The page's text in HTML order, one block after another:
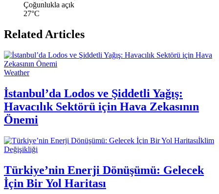
Çoğunlukla açık
27°C
Related Articles
Weather
İstanbul’da Lodos ve Şiddetli Yağış:
Havacılık Sektörü için Hava Zekasının
Önemi
İklim
Değişikliği
Türkiye’nin Enerji Dönüşümü: Gelecek
İçin Bir Yol Haritası